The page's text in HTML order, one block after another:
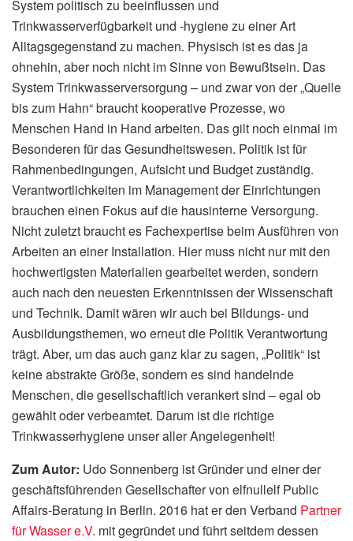
System politisch zu beeinflussen und
Trinkwasserverfügbarkeit und -hygiene zu einer Art
Alltagsgegenstand zu machen. Physisch ist es das ja
ohnehin, aber noch nicht im Sinne von Bewußtsein. Das
System Trinkwasserversorgung – und zwar von der „Quelle
bis zum Hahn“ braucht kooperative Prozesse, wo
Menschen Hand in Hand arbeiten. Das gilt noch einmal im
Besonderen für das Gesundheitswesen. Politik ist für
Rahmenbedingungen, Aufsicht und Budget zuständig.
Verantwortlichkeiten im Management der Einrichtungen
brauchen einen Fokus auf die hausinterne Versorgung.
Nicht zuletzt braucht es Fachexpertise beim Ausführen von
Arbeiten an einer Installation. Hier muss nicht nur mit den
hochwertigsten Materialien gearbeitet werden, sondern
auch nach den neuesten Erkenntnissen der Wissenschaft
und Technik. Damit wären wir auch bei Bildungs- und
Ausbildungsthemen, wo erneut die Politik Verantwortung
trägt. Aber, um das auch ganz klar zu sagen, „Politik“ ist
keine abstrakte Größe, sondern es sind handelnde
Menschen, die gesellschaftlich verankert sind – egal ob
gewählt oder verbeamtet. Darum ist die richtige
Trinkwasserhygiene unser aller Angelegenheit!
Zum Autor: Udo Sonnenberg ist Gründer und einer der
geschäftsführenden Gesellschafter von elfnullelf Public
Affairs-Beratung in Berlin. 2016 hat er den Verband Partner
für Wasser e.V. mit gegründet und führt seitdem dessen